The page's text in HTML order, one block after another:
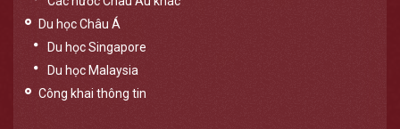
Du học Châu Á
Du học Singapore
Du học Malaysia
Công khai thông tin